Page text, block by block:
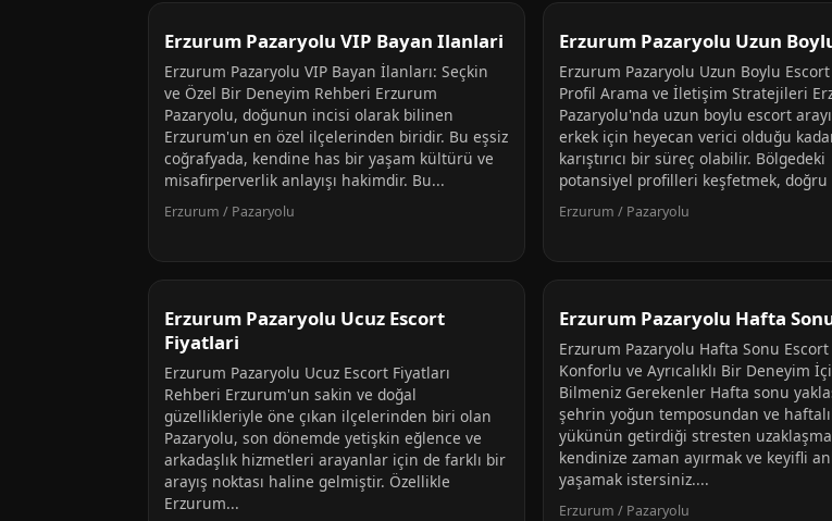
Erzurum Pazaryolu VIP Bayan Ilanlari
Erzurum Pazaryolu VIP Bayan İlanları: Seçkin
ve Özel Bir Deneyim Rehberi Erzurum
Pazaryolu, doğunun incisi olarak bilinen
Erzurum'un en özel ilçelerinden biridir. Bu eşsiz
coğrafyada, kendine has bir yaşam kültürü ve
misafirperverlik anlayışı hakimdir. Bu...
Erzurum / Pazaryolu
Erzurum Pazaryolu Uzun
Erzurum Pazaryolu Uzun Boylu
Profil Arama ve İletişim Stratejileri
Pazaryolu'nda uzun boylu escort
erkek için heyecan verici olduğu
karıştırıcı bir süreç olabilir. Bölgedeki
potansiyel profilleri keşfetmek,
Erzurum / Pazaryolu
Erzurum Pazaryolu Ucuz Escort
Fiyatlari
Erzurum Pazaryolu Ucuz Escort Fiyatları
Rehberi Erzurum'un sakin ve doğal
güzellikleriyle öne çıkan ilçelerinden biri olan
Pazaryolu, son dönemde yetişkin eğlence ve
arkadaşlık hizmetleri arayanlar için de farklı bir
arayış noktası haline gelmiştir. Özellikle
Erzurum...
Erzurum Pazaryolu Hafta
Erzurum Pazaryolu Hafta Sonu
Konforlu ve Ayrıcalıklı Bir Deneyim
Bilmeniz Gerekenler Hafta sonu
şehrin yoğun temposundan ve
yükünün getirdiği stresten
kendinize zaman ayırmak ve keyifli
yaşamak istersiniz....
Erzurum / Pazaryolu